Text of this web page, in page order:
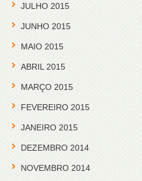
JULHO 2015
JUNHO 2015
MAIO 2015
ABRIL 2015
MARÇO 2015
FEVEREIRO 2015
JANEIRO 2015
DEZEMBRO 2014
NOVEMBRO 2014